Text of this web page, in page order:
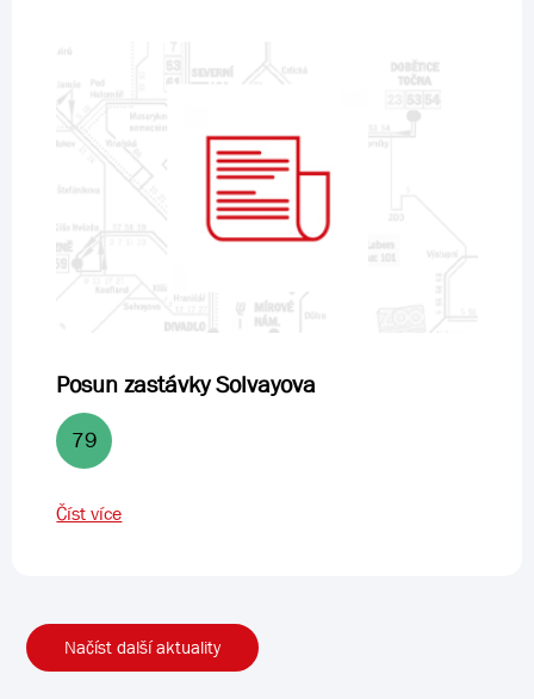
Posun zastávky Solvayova
79
Číst více
Načíst další aktuality